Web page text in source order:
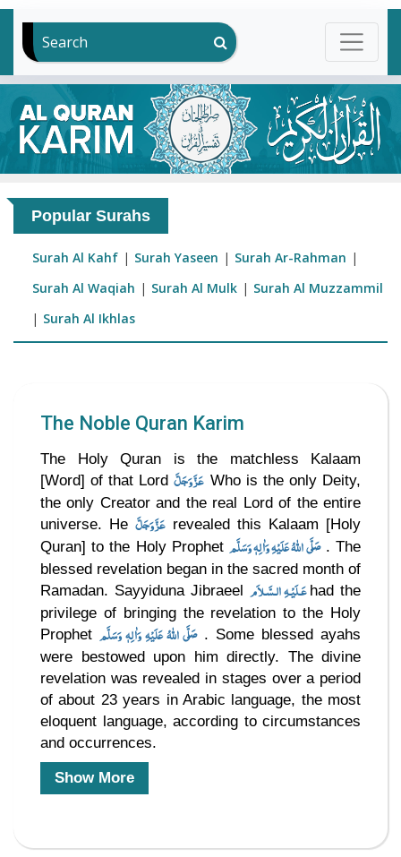
Search
Popular Surahs
Surah Al Kahf | Surah Yaseen | Surah Ar-Rahman |
Surah Al Waqiah | Surah Al Mulk | Surah Al Muzzammil
| Surah Al Ikhlas
The Noble Quran Karim
The Holy Quran is the matchless Kalaam
[Word] of that Lordعَزَّوَجَلَّ Who is the only Deity,
the only Creator and the real Lord of the entire
universe. He عَزَّوَجَلَّ revealed this Kalaam [Holy
Quran] to the Holy Prophet صَلَّى اللهُ عَلَيْهِ وَاٰلِهٖ وَسَلَّم. The
blessed revelation began in the sacred month of
Ramadan. Sayyiduna Jibraeel
had the
privilege of bringing the revelation to the Holy
Prophet صَلَّى اللهُ عَلَيْهِ وَاٰلِهٖ وَسَلَّم. Some blessed ayahs
were bestowed upon him directly. The divine
revelation was revealed in stages over a period
of about 23 years in Arabic language, the most
eloquent language, according to circumstances
and occurrences.
Show More